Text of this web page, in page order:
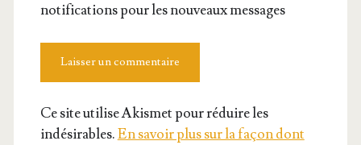
notifications pour les nouveaux messages
Ce site utilise Akismet pour réduire les
indésirables.En savoir plus sur la façon dont